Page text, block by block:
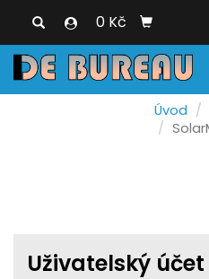
0 Kč
Úvod
Uživatelský účet